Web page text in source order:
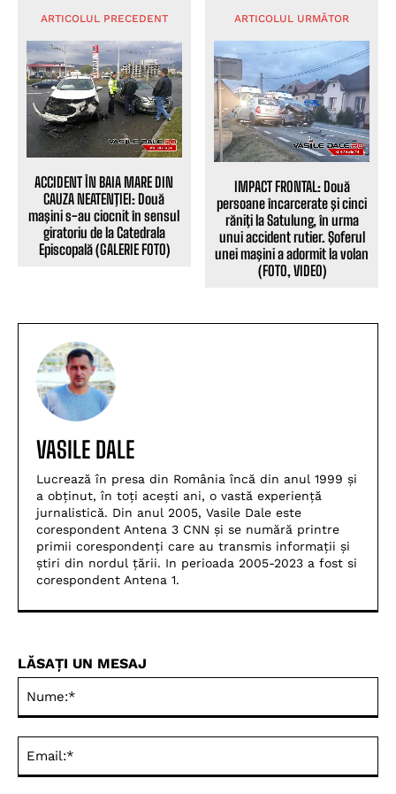
ARTICOLUL PRECEDENT
ACCIDENT ÎN BAIA MARE DIN
CAUZA NEATENŢIEI: Două
maşini s-au ciocnit în sensul
giratoriu de la Catedrala
Episcopală (GALERIE FOTO)
ARTICOLUL URMĂTOR
IMPACT FRONTAL: Două
persoane încarcerate şi cinci
răniţi la Satulung, în urma
unui accident rutier. Şoferul
unei maşini a adormit la volan
(FOTO, VIDEO)
VASILE DALE
Lucrează în presa din România încă din anul 1999 și
a obținut, în toți acești ani, o vastă experiență
jurnalistică. Din anul 2005, Vasile Dale este
corespondent Antena 3 CNN și se numără printre
primii corespondenți care au transmis informații și
știri din nordul țării. In perioada 2005-2023 a fost si
corespondent Antena 1.
LĂSAȚI UN MESAJ